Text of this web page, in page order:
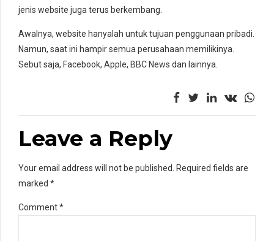
jenis website juga terus berkembang.
Awalnya, website hanyalah untuk tujuan penggunaan pribadi.
Namun, saat ini hampir semua perusahaan memilikinya.
Sebut saja, Facebook, Apple, BBC News dan lainnya.
Leave a Reply
Your email address will not be published. Required fields are
marked *
Comment*